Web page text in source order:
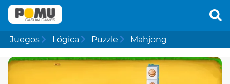
Juegos Lógica Puzzle Mahjong